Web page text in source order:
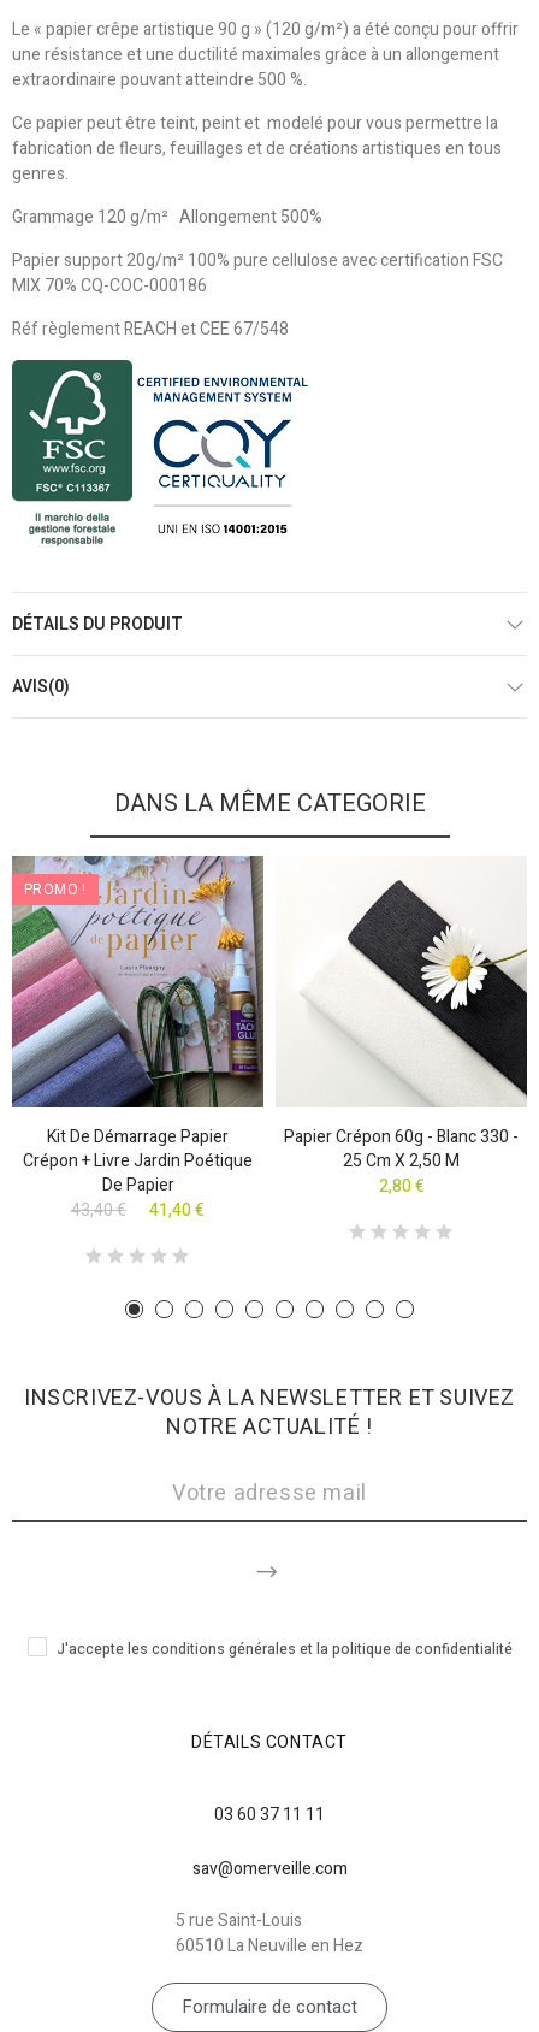
Le « papier crêpe artistique 90 g » (120 g/m²) a été conçu pour offrir
une résistance et une ductilité maximales grâce à un allongement
extraordinaire pouvant atteindre 500 %.
Ce papier peut être teint, peint et modelé pour vous permettre la
fabrication de fleurs, feuillages et de créations artistiques en tous
genres.
Grammage 120 g/m² Allongement 500%
Papier support 20g/m² 100% pure cellulose avec certification FSC
MIX 70% CQ-COC-000186
Réf règlement REACH et CEE 67/548
DÉTAILS DU PRODUIT
AVIS(0)
DANS LA MÊME CATEGORIE
PROMO !
Kit De Démarrage Papier
Crépon + Livre Jardin Poétique
De Papier
43,40 €
41,40 €
Papier Crépon 60g - Blanc 330 -
25 Cm X 2,50 M
2,80 €
INSCRIVEZ-VOUS À LA NEWSLETTER ET SUIVEZ
NOTRE ACTUALITÉ !
J'accepte les conditions générales et la politique de confidentialité
DÉTAILS CONTACT
03 60 37 11 11
sav@omerveille.com
5 rue Saint-Louis
60510 La Neuville en Hez
Formulaire de contact